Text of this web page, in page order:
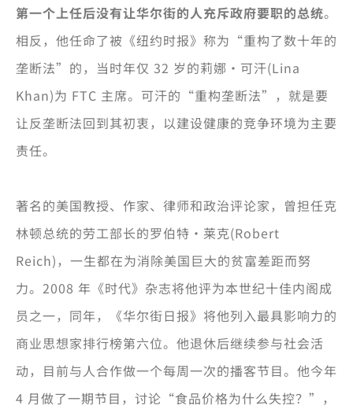
第一个上任后没有让华尔街的人充斥政府要职的总统。
相反，他任命了被《纽约时报》称为“重构了数十年的
垄断法”的，当时年仅 32 岁的莉娜·可汗(Lina
Khan)为 FTC 主席。可汗的“重构垄断法”，就是要
让反垄断法回到其初衷，以建设健康的竞争环境为主要
责任。
著名的美国教授、作家、律师和政治评论家，曾担任克
林顿总统的劳工部长的罗伯特·莱克(Robert
Reich)，一生都在为消除美国巨大的贫富差距而努
力。2008 年《时代》杂志将他评为本世纪十佳内阁成
员之一，同年，《华尔街日报》将他列入最具影响力的
商业思想家排行榜第六位。他退休后继续参与社会活
动，目前与人合作做一个每周一次的播客节目。他今年
4 月做了一期节目，讨论“食品价格为什么失控？”，